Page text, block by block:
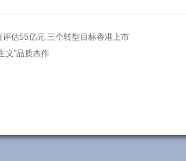
估55亿元 三个转型目标香港上市
义”品质杰作